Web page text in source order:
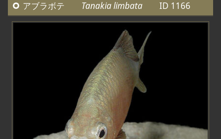
アブラボテ Tanakia limbata ID 1166